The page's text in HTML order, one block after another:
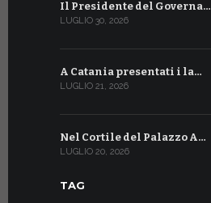
Il Presidente del Governa…
LUGLIO 30, 2026
A Catania presentati i la…
LUGLIO 21, 2026
Nel Cortile del Palazzo A…
LUGLIO 20, 2026
TAG